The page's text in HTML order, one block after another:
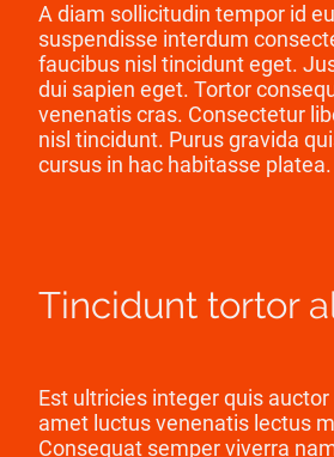
A diam sollicitudin tempor id
suspendisse interdum
faucibus nisl tincidunt eget.
dui sapien eget. Tortor
venenatis cras. Consectetur
nisl tincidunt. Purus gravida
cursus in hac habitasse platea.
Tincidunt tortor
Est ultricies integer quis
amet luctus venenatis lectus
Consequat semper viverra